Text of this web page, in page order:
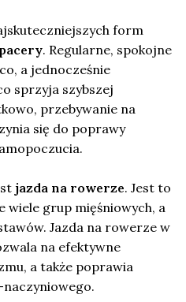
form
. Regularne, spokojne
a jednocześnie
sprzyja szybszej
przebywanie na
się do poprawy
jazda na rowerze. Jest to
wiele grup mięśniowych, a
Jazda na rowerze w
na efektywne
a także poprawia